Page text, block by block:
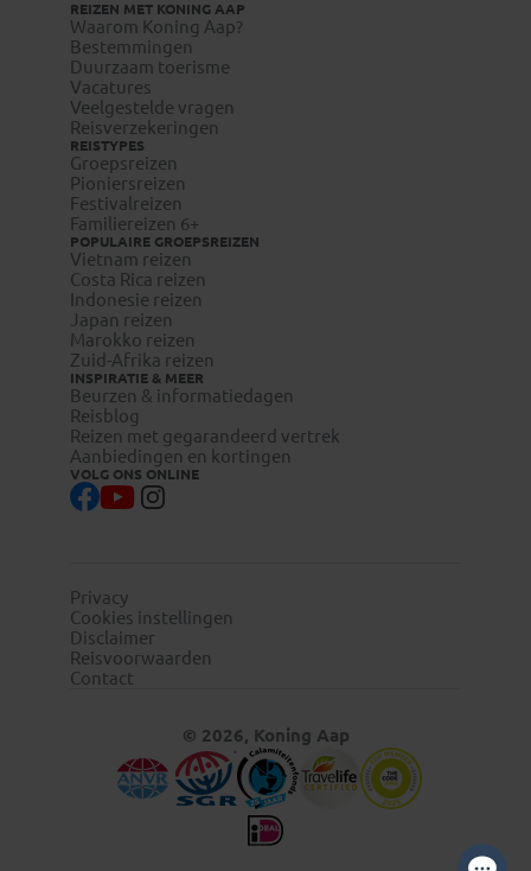
REIZEN MET KONING AAP
Waarom Koning Aap?
Bestemmingen
Duurzaam toerisme
Vacatures
Veelgestelde vragen
Reisverzekeringen
REISTYPES
Groepsreizen
Pioniersreizen
Festivalreizen
Familiereizen 6+
POPULAIRE GROEPSREIZEN
Vietnam reizen
Costa Rica reizen
Indonesie reizen
Japan reizen
Marokko reizen
Zuid-Afrika reizen
INSPIRATIE & MEER
Beurzen & informatiedagen
Reisblog
Reizen met gegarandeerd vertrek
Aanbiedingen en kortingen
VOLG ONS ONLINE
Privacy
Cookies instellingen
Disclaimer
Reisvoorwaarden
Contact
© 2026, Koning Aap